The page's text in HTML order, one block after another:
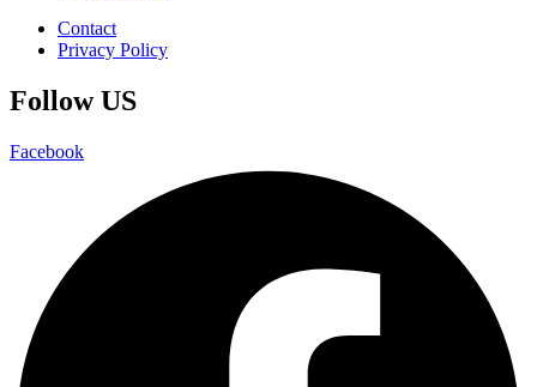
Contact
Privacy Policy
Follow US
Facebook